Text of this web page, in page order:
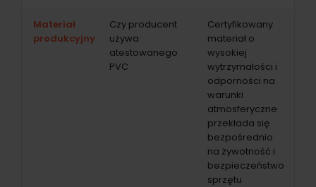
Materiał
produkcyjny
Czy producent
używa
atestowanego
PVC
Certyfikowany
materiał o
wysokiej
wytrzymałości i
odporności na
warunki
atmosferyczne
przekłada się
bezpośrednio
na żywotność i
bezpieczeństwo
sprzętu